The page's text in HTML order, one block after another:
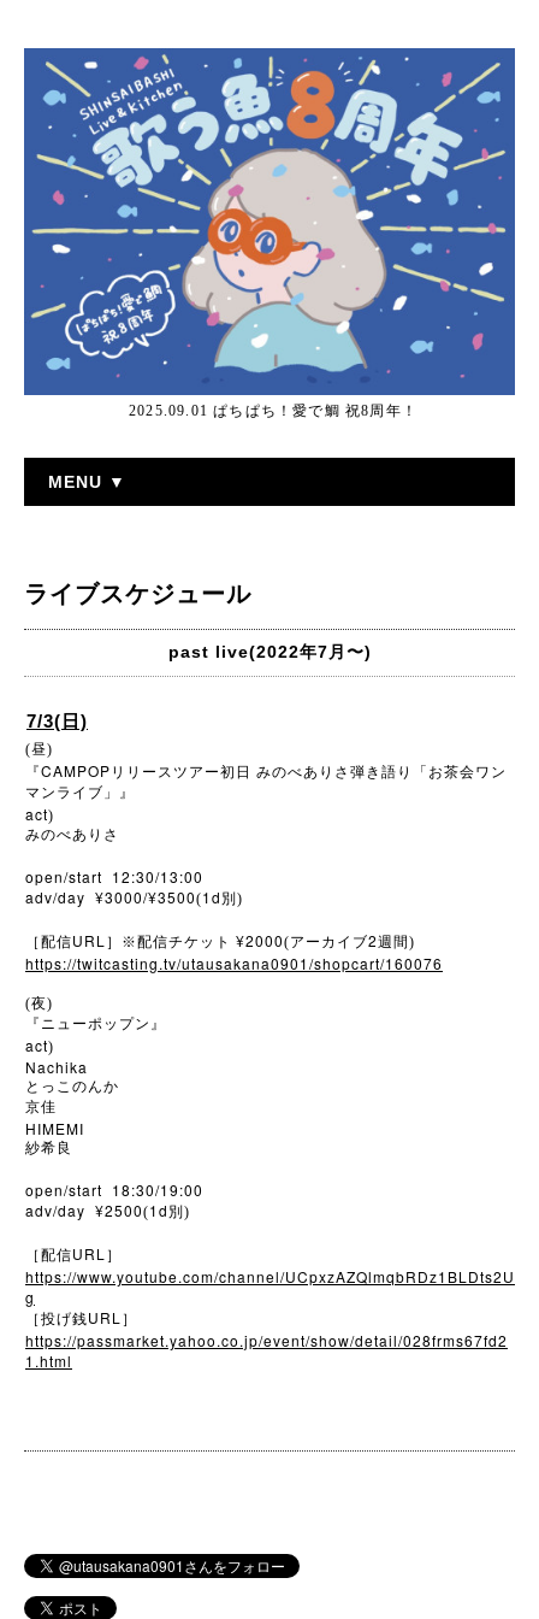
2025.09.01 ぱちぱち！愛で鯛 祝8周年！
MENU ▼
ライブスケジュール
past live(2022年7月〜)
7/3(日)
(昼)
『CAMPOP リリースツアー初日 みのべありさ弾き語り「お茶会ワン
マンライブ」』
act)
みのべありさ
open/start 12:30/13:00
adv/day ¥3000/¥3500(1d 別)
［配信URL ］※配信チケット ¥2000(アーカイブ2週間)
https://twitcasting.tv/utausakana0901/shopcart/160076
(夜)
『ニューポップン』
act)
Nachika
とっこのんか
京佳
HIMEMI
紗希良
open/start 18:30/19:00
adv/day ¥2500(1d 別)
［配信URL ］
https://www.youtube.com/channel/UCpxzAZQlmqbRDz1BLDts2U
g
［投げ銭URL ］
https://passmarket.yahoo.co.jp/event/show/detail/028frms67fd2
1.html